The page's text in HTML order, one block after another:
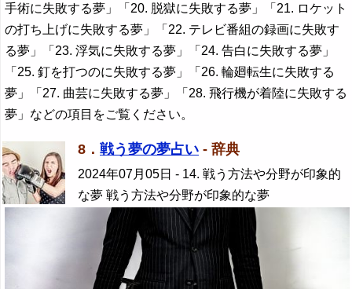
手術に失敗する夢」「20. 脱獄に失敗する夢」「21. ロケット
の打ち上げに失敗する夢」「22. テレビ番組の録画に失敗す
る夢」「23. 浮気に失敗する夢」「24. 告白に失敗する夢」
「25. 釘を打つのに失敗する夢」「26. 輪廻転生に失敗する
夢」「27. 曲芸に失敗する夢」「28. 飛行機が着陸に失敗する
夢」などの項目をご覧ください。
8． 戦う夢の夢占い - 辞典
2024年07月05日 - 14. 戦う方法や分野が印象的
な夢 戦う方法や分野が印象的な夢